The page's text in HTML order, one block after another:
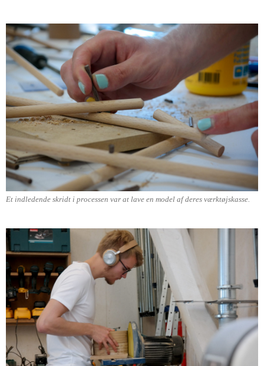
Et indledende skridt i processen var at lave en model af deres værktøjskasse.